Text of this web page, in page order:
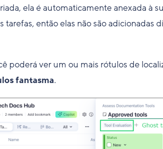
ela é automaticamente anexada à
então elas não são adicionadas
poderá ver um ou mais rótulos de
fantasma.